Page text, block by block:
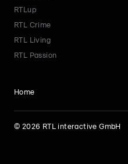
RTLup
RTL Crime
RTL Living
RTL Passion
Home
© 2026 RTL interactive GmbH